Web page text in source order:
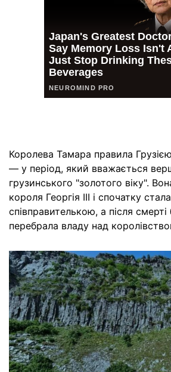
Королева Тамара правила
— у період, який вважається
грузинського "золотого віку".
короля Георгія III і спочатку стала
співправителькою, а після
перебрала владу над